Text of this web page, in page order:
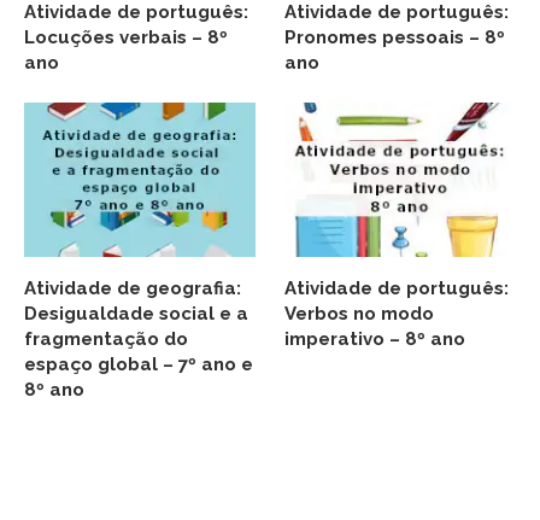
Atividade de português:
Locuções verbais – 8º
ano
Atividade de português:
Pronomes pessoais – 8º
ano
Atividade de geografia:
Desigualdade social e a
fragmentação do
espaço global – 7º ano e
8º ano
Atividade de português:
Verbos no modo
imperativo – 8º ano